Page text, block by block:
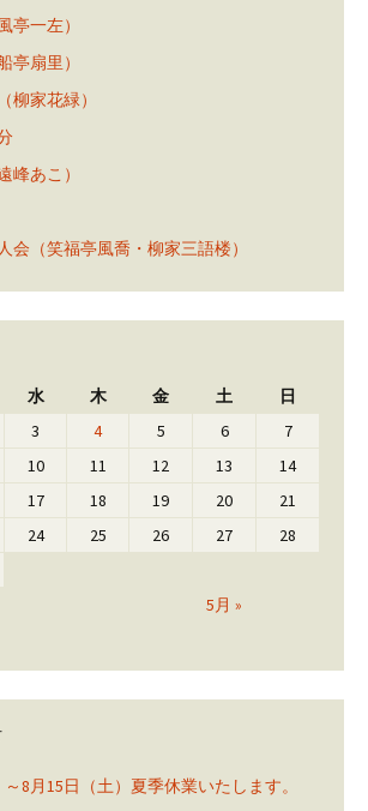
亭一左）
亭扇里）
柳家花緑）
峰あこ）
会（笑福亭風喬・柳家三語楼）
水 木 金 土 日
5月 »
3 4 5 6
7
10 11 12 13
14
17 18 19 20
21
24 25 26 27
28
8月15日（土）夏季休業いたします。